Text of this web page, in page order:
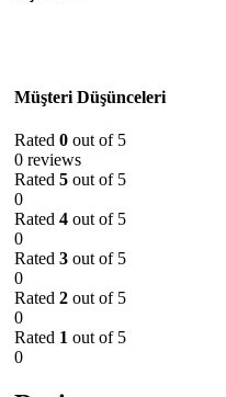
Müşteri Düşünceleri
Rated 0 out of 5
0 reviews
Rated 5 out of 5
0
Rated 4 out of 5
0
Rated 3 out of 5
0
Rated 2 out of 5
0
Rated 1 out of 5
0